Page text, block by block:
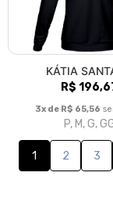
KÁTIA
R$
3x de R$ 65,56
P, M, G,
1 2 3